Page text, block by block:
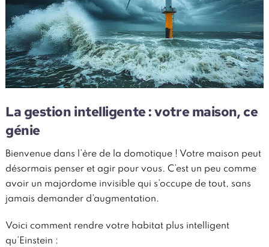
La gestion intelligente : votre maison, ce
génie
Bienvenue dans l’ère de la domotique ! Votre maison peut
désormais penser et agir pour vous. C’est un peu comme
avoir un majordome invisible qui s’occupe de tout, sans
jamais demander d’augmentation.
Voici comment rendre votre habitat plus intelligent
qu’Einstein :